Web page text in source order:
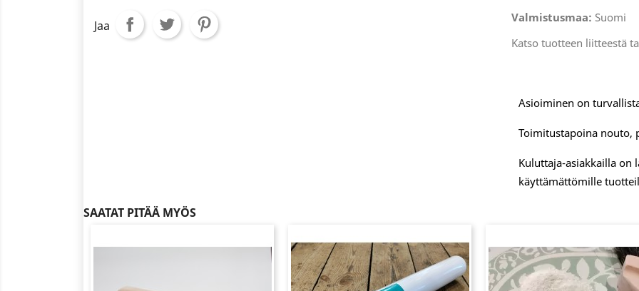
Jaa
Valmistusmaa: Suomi
Katso tuotteen liitteestä
Asioiminen on
Toimitustapoina nouto,
Kuluttaja-asiakkailla on
käyttämättömille
SAATAT PITÄÄ MYÖS